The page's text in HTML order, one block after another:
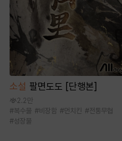
소설 팔면도도 [단행본]
2.2만
#복수물 #비장함 #먼치킨 #전통무협
#성장물